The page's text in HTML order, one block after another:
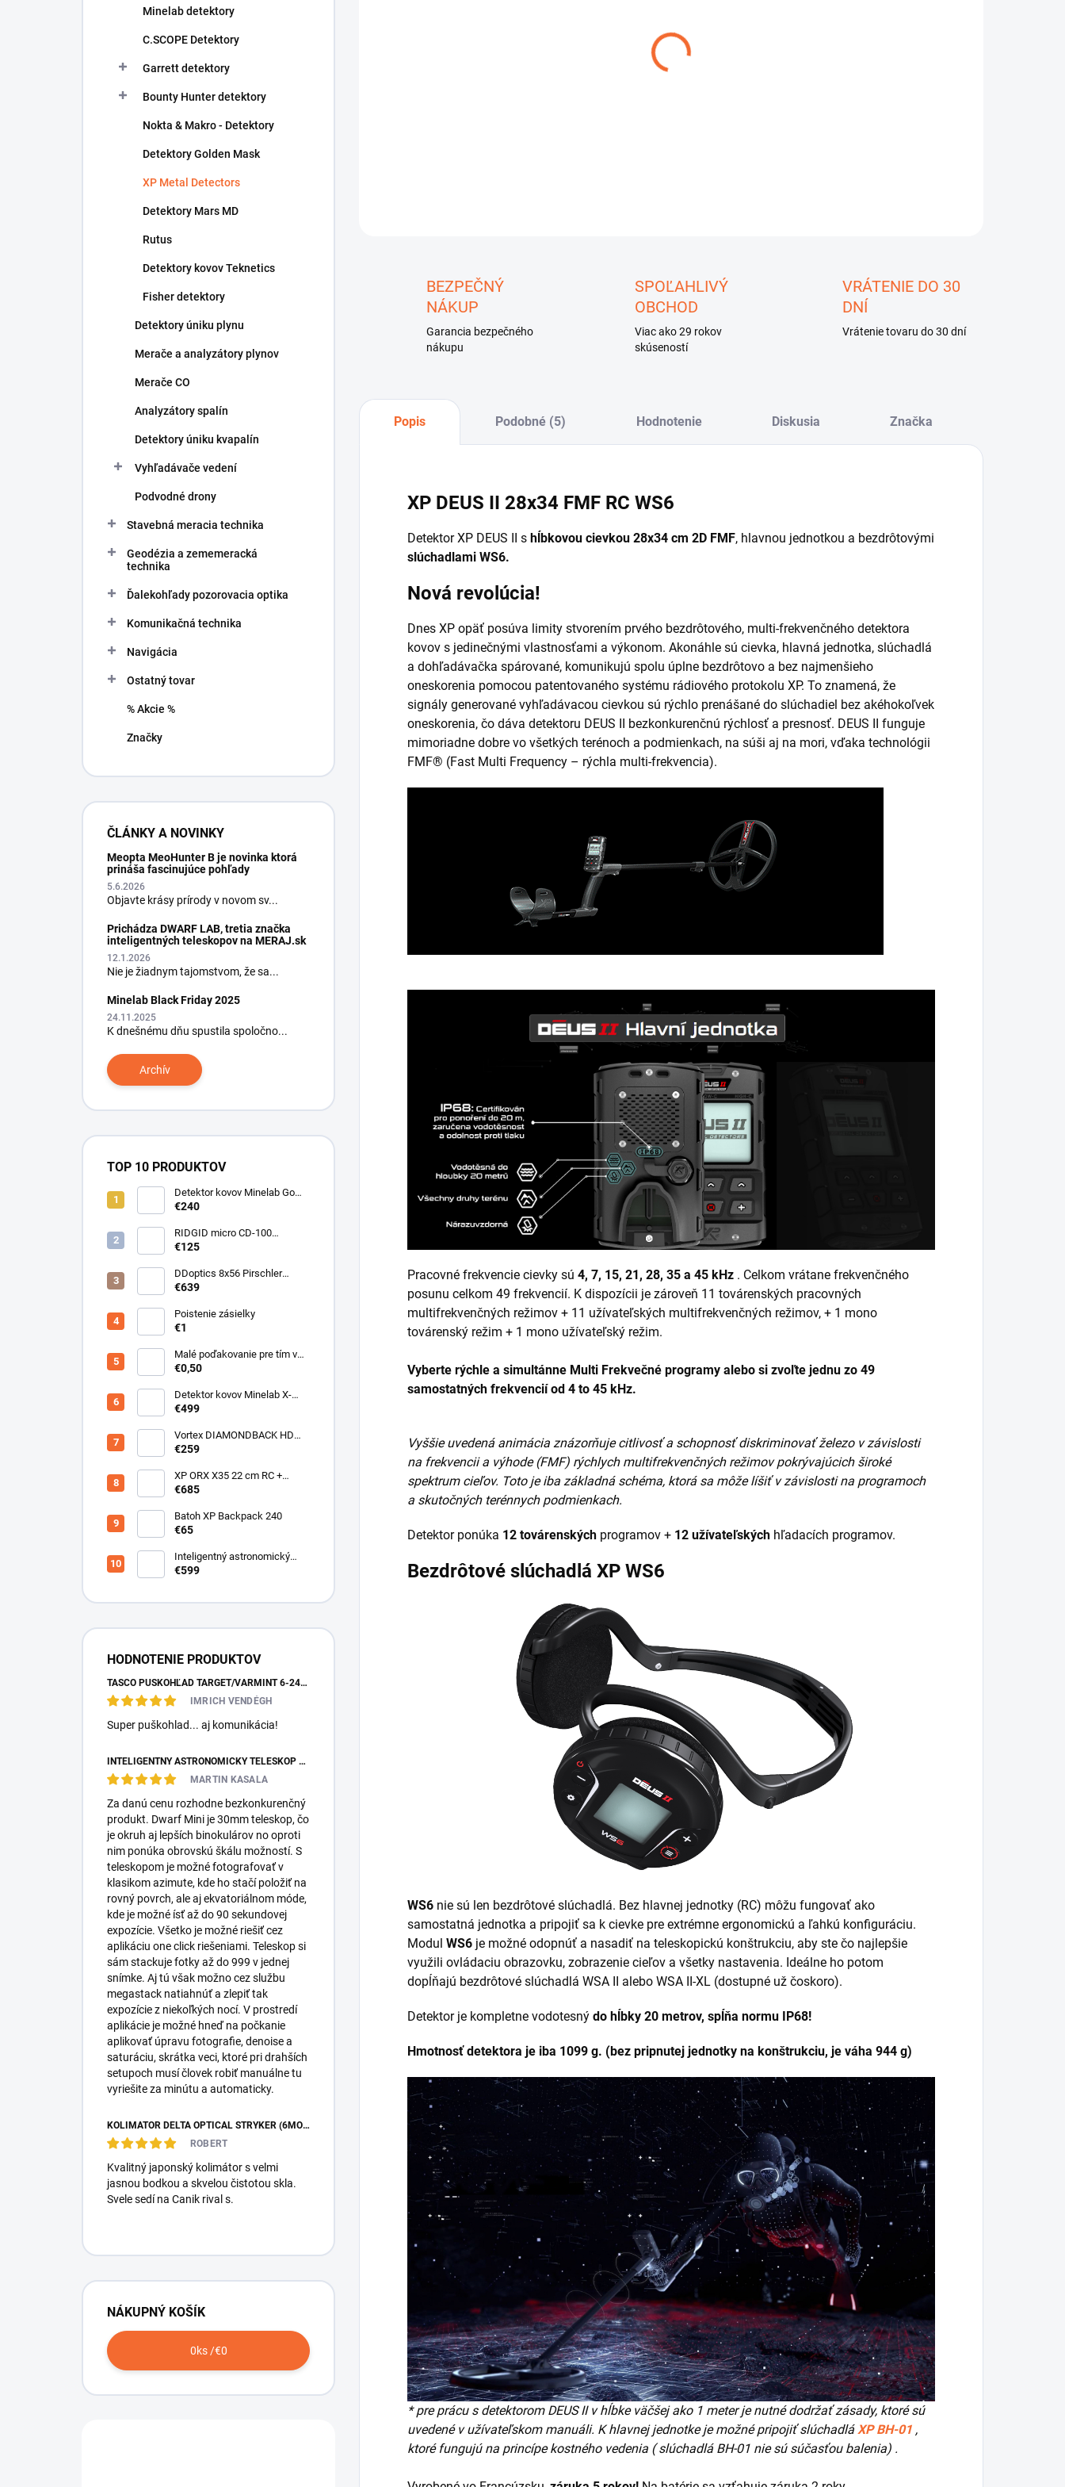
Minelab detektory
C.SCOPE Detektory
Garrett detektory
Bounty Hunter detektory
Nokta & Makro - Detektory
Detektory Golden Mask
XP Metal Detectors
Detektory Mars MD
Rutus
Detektory kovov Teknetics
Fisher detektory
Detektory úniku plynu
Merače a analyzátory plynov
Merače CO
Analyzátory spalín
Detektory úniku kvapalín
Vyhľadávače vedení
Podvodné drony
Stavebná meracia technika
Geodézia a zememeracká
technika
Ďalekohľady pozorovacia optika
Komunikačná technika
Navigácia
Ostatný tovar
% Akcie %
Značky
ČLÁNKY A NOVINKY
Meopta MeoHunter B je novinka ktorá
prináša fascinujúce pohľady
5.6.2026
Objavte krásy prírody v novom sv...
Prichádza DWARF LAB, tretia značka
inteligentných teleskopov na MERAJ.sk
12.1.2026
Nie je žiadnym tajomstvom, že sa...
Minelab Black Friday 2025
24.11.2025
K dnešnému dňu spustila spoločno...
Archív
TOP 10 PRODUKTOV
Detektor kovov Minelab Go
Find 66
€240
RIDGID micro CD-100
Detektor horľavých plynov
€125
DDoptics 8x56 Pirschler
Gen.3 Magnesium zelený
€639
Poistenie zásielky
€1
Malé poďakovanie pre tím v
sklade
€0,50
Detektor kovov Minelab X-
Terra ELITE pinpoiter set
€499
Vortex DIAMONDBACK HD
10X50
€259
XP ORX X35 22 cm RC +
bezdrôtové slúchadlá
€685
Batoh XP Backpack 240
€65
Inteligentný astronomický
teleskop DwarfLab Dwarf III
€599
HODNOTENIE PRODUKTOV
TASCO PUŠKOHĽAD TARGET/VARMINT 6-24X42 MILDOT
IMRICH VENDÉGH
Super puškohlad... aj komunikácia!
INTELIGENTNÝ ASTRONOMICKÝ TELESKOP DWARFLAB DWARF MINI
MARTIN KASALA
Za danú cenu rozhodne bezkonkurenčný
produkt. Dwarf Mini je 30mm teleskop, čo
je okruh aj lepších binokulárov no oproti
nim ponúka obrovskú škálu možností. S
teleskopom je možné fotografovať v
klasikom azimute, kde ho stačí položiť na
rovný povrch, ale aj ekvatoriálnom móde,
kde je možné ísť až do 90 sekundovej
expozície. Všetko je možné riešiť cez
aplikáciu one click riešeniami. Teleskop si
sám stackuje fotky až do 999 v jednej
snímke. Aj tú však možno cez službu
megastack natiahnúť a zlepiť tak
expozície z niekoľkých nocí. V prostredí
aplikácie je možné hneď na počkanie
aplikovať úpravu fotografie, denoise a
saturáciu, skrátka veci, ktoré pri drahších
setupoch musí človek robiť manuálne tu
vyriešite za minútu a automaticky.
KOLIMÁTOR DELTA OPTICAL STRYKER (6MOA)
ROBERT
Kvalitný japonský kolimátor s velmi
jasnou bodkou a skvelou čistotou skla.
Svele sedí na Canik rival s.
NÁKUPNÝ KOŠÍK
0ks /€0
BEZPEČNÝ
NÁKUP
Garancia bezpečného
nákupu
SPOĽAHLIVÝ
OBCHOD
Viac ako 29 rokov
skúseností
VRÁTENIE DO 30
DNÍ
Vrátenie tovaru do 30 dní
Popis Podobné (5) Hodnotenie Diskusia Značka
XP DEUS II 28x34 FMF RC WS6
Detektor XP DEUS II s hĺbkovou cievkou 28x34 cm 2D FMF, hlavnou jednotkou a bezdrôtovými
slúchadlami WS6.
Nová revolúcia!
Dnes XP opäť posúva limity stvorením prvého bezdrôtového, multi-frekvenčného detektora
kovov s jedinečnými vlastnosťami a výkonom. Akonáhle sú cievka, hlavná jednotka, slúchadlá
a dohľadávačka spárované, komunikujú spolu úplne bezdrôtovo a bez najmenšieho
oneskorenia pomocou patentovaného systému rádiového protokolu XP. To znamená, že
signály generované vyhľadávacou cievkou sú rýchlo prenášané do slúchadiel bez akéhokoľvek
oneskorenia, čo dáva detektoru DEUS II bezkonkurenčnú rýchlosť a presnosť. DEUS II funguje
mimoriadne dobre vo všetkých terénoch a podmienkach, na súši aj na mori, vďaka technológii
FMF® (Fast Multi Frequency – rýchla multi-frekvencia).
Pracovné frekvencie cievky sú 4, 7, 15, 21, 28, 35 a 45 kHz . Celkom vrátane frekvenčného
posunu celkom 49 frekvencií. K dispozícii je zároveň 11 továrenských pracovných
multifrekvenčných režimov + 11 užívateľských multifrekvenčných režimov, + 1 mono
továrenský režim + 1 mono užívateľský režim.
Vyberte rýchle a simultánne Multi Frekvečné programy alebo si zvoľte jednu zo 49
samostatných frekvencií od 4 to 45 kHz.
Vyššie uvedená animácia znázorňuje citlivosť a schopnosť diskriminovať železo v závislosti
na frekvencii a výhode (FMF) rýchlych multifrekvenčných režimov pokrývajúcich široké
spektrum cieľov. Toto je iba základná schéma, ktorá sa môže líšiť v závislosti na programoch
a skutočných terénnych podmienkach.
Detektor ponúka 12 továrenských programov + 12 užívateľských hľadacích programov.
Bezdrôtové slúchadlá XP WS6
WS6 nie sú len bezdrôtové slúchadlá. Bez hlavnej jednotky (RC) môžu fungovať ako
samostatná jednotka a pripojiť sa k cievke pre extrémne ergonomickú a ľahkú konfiguráciu.
Modul WS6 je možné odopnúť a nasadiť na teleskopickú konštrukciu, aby ste čo najlepšie
využili ovládaciu obrazovku, zobrazenie cieľov a všetky nastavenia. Ideálne ho potom
dopĺňajú bezdrôtové slúchadlá WSA II alebo WSA II-XL (dostupné už čoskoro).
Detektor je kompletne vodotesný do hĺbky 20 metrov, spĺňa normu IP68!
Hmotnosť detektora je iba 1099 g. (bez pripnutej jednotky na konštrukciu, je váha 944 g)
* pre prácu s detektorom DEUS II v hĺbke väčšej ako 1 meter je nutné dodržať zásady, ktoré sú
uvedené v užívateľskom manuáli. K hlavnej jednotke je možné pripojiť slúchadlá XP BH-01 ,
ktoré fungujú na princípe kostného vedenia ( slúchadlá BH-01 nie sú súčasťou balenia) .